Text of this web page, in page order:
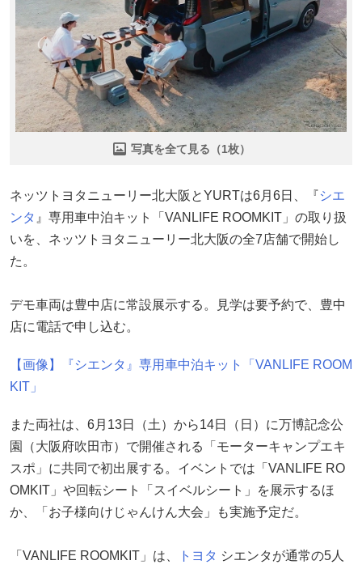
写真を全て見る（1枚）
ネッツトヨタニューリー北大阪とYURTは6月6日、『シエ
ンタ 』専用車中泊キット「VANLIFE ROOMKIT」の取り扱
いを、ネッツトヨタニューリー北大阪の全7店舗で開始し
た。
デモ車両は豊中店に常設展示する。見学は要予約で、豊中
店に電話で申し込む。
【画像】『シエンタ』専用車中泊キット「VANLIFE ROOM
KIT」
また両社は、6月13日（土）から14日（日）に万博記念公
園（大阪府吹田市）で開催される「モーターキャンプエキ
スポ」に共同で初出展する。イベントでは「VANLIFE RO
OMKIT」や回転シート「スイベルシート」を展示するほ
か、「お子様向けじゃんけん大会」も実施予定だ。
「VANLIFE ROOMKIT」は、 トヨタ シエンタが通常の5人